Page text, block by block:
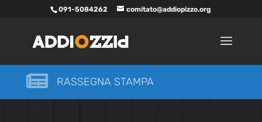
091-5084262 comitato@addiopizzo.org
 RASSEGNA STAMPA